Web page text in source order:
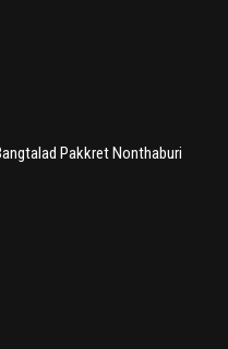
Pakkret Nonthaburi